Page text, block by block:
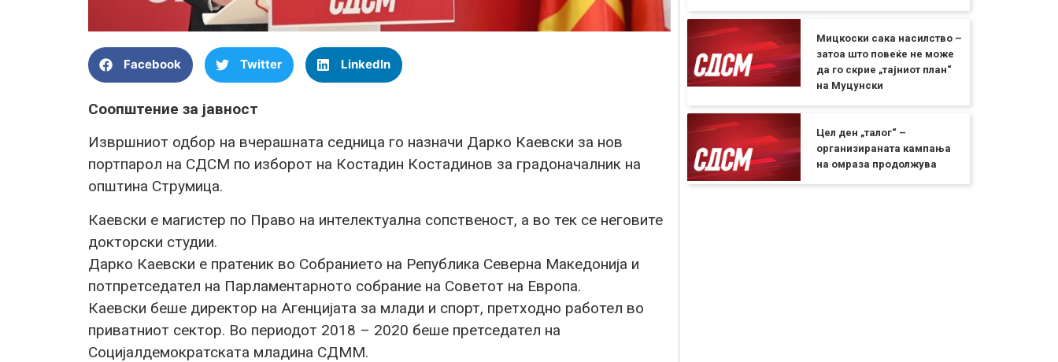
Facebook Twitter LinkedIn
Соопштение за јавност
Извршниот одбор на вчерашната седница го назначи Дарко Каевски за нов
портпарол на СДСМ по изборот на Костадин Костадинов за градоначалник на
општина Струмица.
Каевски е магистер по Право на интелектуална сопственост, а во тек се неговите
докторски студии.
Дарко Каевски е пратеник во Собранието на Република Северна Македонија и
потпретседател на Парламентарното собрание на Советот на Европа.
Каевски беше директор на Агенцијата за млади и спорт, претходно работел во
приватниот сектор. Во периодот 2018 – 2020 беше претседател на
Социјалдемократската младина СДММ.
Мицкоски сака насилство –
затоа што повеќе не може
да го скрие „тајниот план“
на Муцунски
Цел ден „талог“ –
организираната кампања
на омраза продолжува